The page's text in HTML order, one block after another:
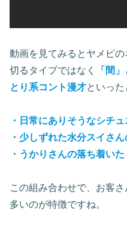
動画を見てみるとヤメピ
切るタイプではなく
「間
とり系コント漫才といった
・日常にありそうなシチ
・少しずれた水分スイさ
・うかりさんの落ち着い
この組み合わせで、お客
多いのが特徴ですね。